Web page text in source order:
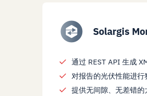
Solargis
通过 REST API 生成
对报告的光伏性能进行
提供无间隙、无差错